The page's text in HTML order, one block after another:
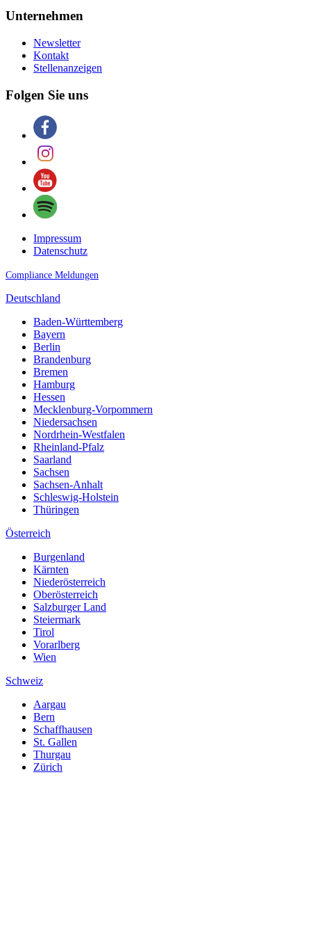
Unternehmen
Newsletter
Kontakt
Stellenanzeigen
Folgen Sie uns
Impressum
Datenschutz
Compliance Meldungen
Deutschland
Baden-Württemberg
Bayern
Berlin
Brandenburg
Bremen
Hamburg
Hessen
Mecklenburg-Vorpommern
Niedersachsen
Nordrhein-Westfalen
Rheinland-Pfalz
Saarland
Sachsen
Sachsen-Anhalt
Schleswig-Holstein
Thüringen
Österreich
Burgenland
Kärnten
Niederösterreich
Oberösterreich
Salzburger Land
Steiermark
Tirol
Vorarlberg
Wien
Schweiz
Aargau
Bern
Schaffhausen
St. Gallen
Thurgau
Zürich